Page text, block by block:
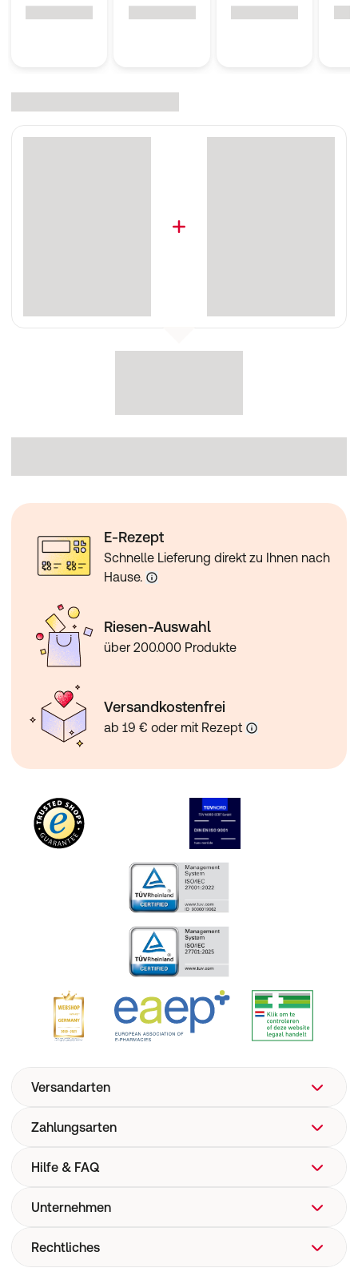
E-Rezept
Schnelle Lieferung direkt zu Ihnen nach
Hause.
Riesen-Auswahl
über 200.000 Produkte
Versandkostenfrei
ab 19 € oder mit Rezept
Versandarten
Zahlungsarten
Hilfe & FAQ
FAQ
Versand
Unternehmen
Über uns
Rechtliches